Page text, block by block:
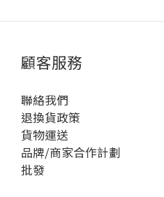
顧客服務
聯絡我們
退換貨政策
貨物運送
品牌/商家合作計劃
批發